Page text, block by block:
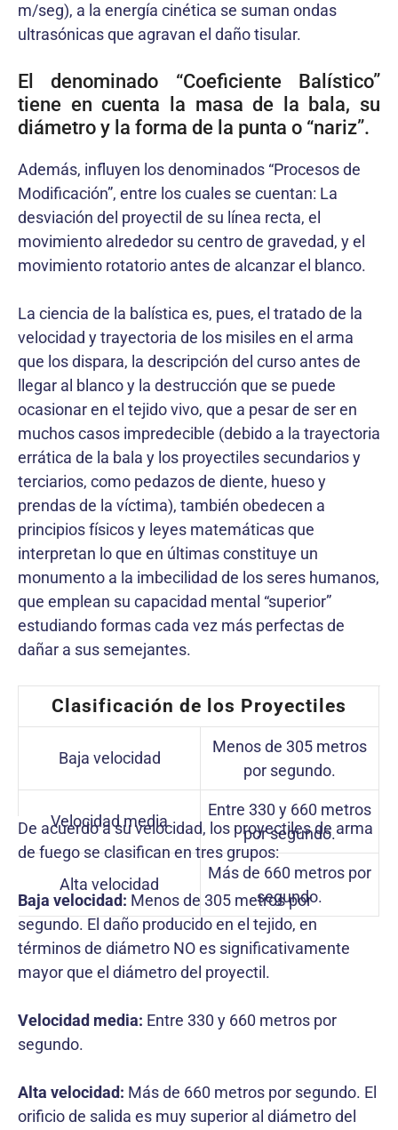
m/seg), a la energía cinética se suman ondas
ultrasónicas que agravan el daño tisular.
El denominado “Coeficiente Balístico”
tiene en cuenta la masa de la bala, su
diámetro y la forma de la punta o “nariz”.
Además, influyen los denominados “Procesos de
Modificación”, entre los cuales se cuentan: La
desviación del proyectil de su línea recta, el
movimiento alrededor su centro de gravedad, y el
movimiento rotatorio antes de alcanzar el blanco.
La ciencia de la balística es, pues, el tratado de la
velocidad y trayectoria de los misiles en el arma
que los dispara, la descripción del curso antes de
llegar al blanco y la destrucción que se puede
ocasionar en el tejido vivo, que a pesar de ser en
muchos casos impredecible (debido a la trayectoria
errática de la bala y los proyectiles secundarios y
terciarios, como pedazos de diente, hueso y
prendas de la víctima), también obedecen a
principios físicos y leyes matemáticas que
interpretan lo que en últimas constituye un
monumento a la imbecilidad de los seres humanos,
que emplean su capacidad mental “superior”
estudiando formas cada vez más perfectas de
dañar a sus semejantes.
Clasificación de los Proyectiles
Baja velocidad
Menos de 305 metros
por segundo.
Velocidad media
Entre 330 y 660 metros
por segundo.
Alta velocidad
Más de 660 metros por
segundo.
De acuerdo a su velocidad, los proyectiles de arma
de fuego se clasifican en tres grupos:
Baja velocidad: Menos de 305 metros por
segundo. El daño producido en el tejido, en
términos de diámetro NO es significativamente
mayor que el diámetro del proyectil.
Velocidad media: Entre 330 y 660 metros por
segundo.
Alta velocidad: Más de 660 metros por segundo. El
orificio de salida es muy superior al diámetro del